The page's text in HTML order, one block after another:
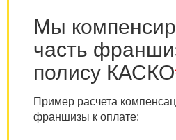
Мы
часть
полису КАСКО
Пример расчета
франшизы к оплате: